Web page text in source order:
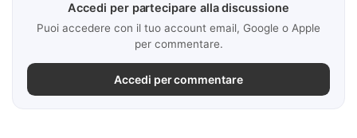
Accedi per partecipare alla discussione
Puoi accedere con il tuo account email, Google o Apple
per commentare.
Accedi per commentare